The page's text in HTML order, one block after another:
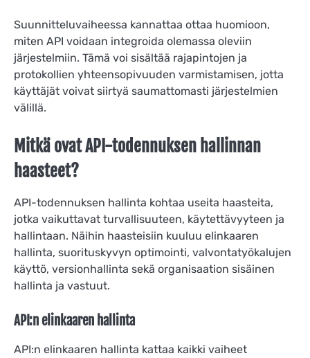
Suunnitteluvaiheessa kannattaa ottaa huomioon,
miten API voidaan integroida olemassa oleviin
järjestelmiin. Tämä voi sisältää rajapintojen ja
protokollien yhteensopivuuden varmistamisen, jotta
käyttäjät voivat siirtyä saumattomasti järjestelmien
välillä.
Mitkä ovat API-todennuksen hallinnan
haasteet?
API-todennuksen hallinta kohtaa useita haasteita,
jotka vaikuttavat turvallisuuteen, käytettävyyteen ja
hallintaan. Näihin haasteisiin kuuluu elinkaaren
hallinta, suorituskyvyn optimointi, valvontatyökalujen
käyttö, versionhallinta sekä organisaation sisäinen
hallinta ja vastuut.
API:n elinkaaren hallinta
API:n elinkaaren hallinta kattaa kaikki vaiheet